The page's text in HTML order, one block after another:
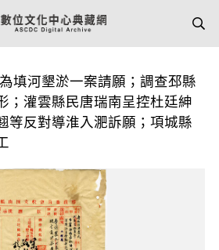
填河墾淤一案請願；調查邳縣
；灌雲縣民唐瑞南呈控杜廷紳
等反對導淮入淝訴願；項城縣